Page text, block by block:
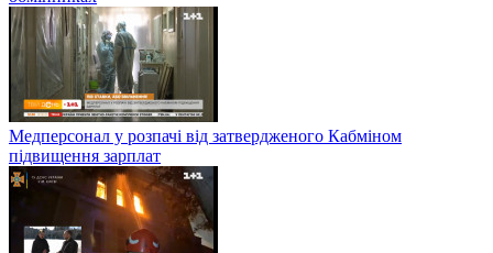
Медперсонал у розпачі від затвердженого Кабміном
підвищення зарплат